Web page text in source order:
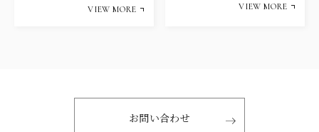
VIEW MORE VIEW MORE
お問い合わせ